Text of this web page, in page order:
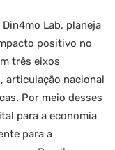
Lab, planeja
positivo no
três eixos
articulação nacional
Por meio desses
para a economia
para a